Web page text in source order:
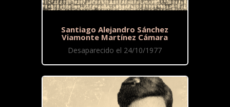
Santiago Alejandro Sánchez
Viamonte Martínez Cámara
Desaparecido el 24/10/1977